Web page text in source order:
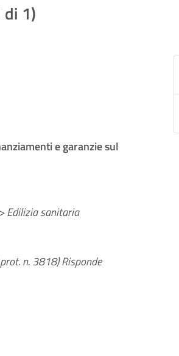
1)
e garanzie sul
> Edilizia sanitaria
n. 3818) Risponde